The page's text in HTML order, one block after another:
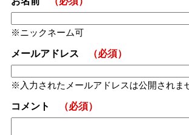
ニックネーム可
メールアドレス （必須）
入力されたメールアドレスは公開されま
コメント （必須）